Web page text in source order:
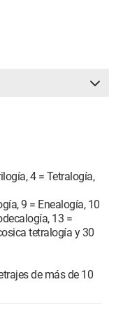
4 = Tetralogía,
9 = Enealogía, 10
13 =
tetralogía y 30
de más de 10